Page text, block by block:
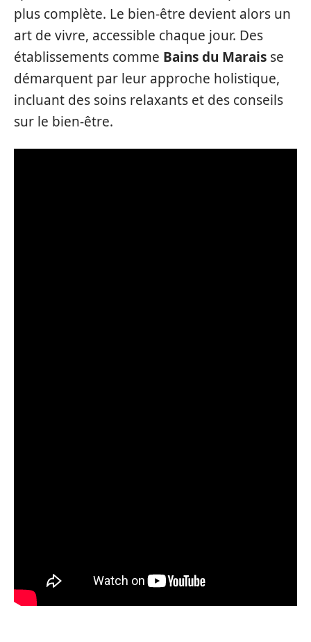
plus complète. Le bien-être devient alors un
art de vivre, accessible chaque jour. Des
établissements comme Bains du Marais se
démarquent par leur approche holistique,
incluant des soins relaxants et des conseils
sur le bien-être.